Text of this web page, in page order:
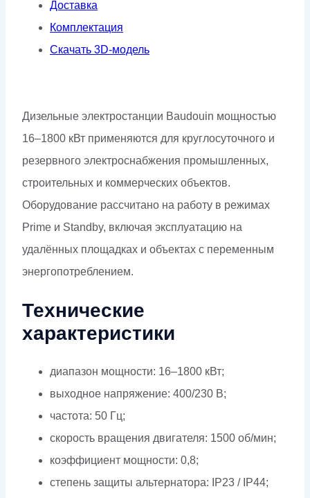
Доставка
Комплектация
Скачать 3D-модель
Дизельные электростанции Baudouin мощностью
16–1800 кВт применяются для круглосуточного и
резервного электроснабжения промышленных,
строительных и коммерческих объектов.
Оборудование рассчитано на работу в режимах
Prime и Standby, включая эксплуатацию на
удалённых площадках и объектах с переменным
энергопотреблением.
Технические
характеристики
диапазон мощности: 16–1800 кВт;
выходное напряжение: 400/230 В;
частота: 50 Гц;
скорость вращения двигателя: 1500 об/мин;
коэффициент мощности: 0,8;
степень защиты альтернатора: IP23 / IP44;